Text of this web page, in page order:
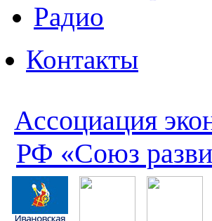
Радио
Контакты
Ассоциация
РФ «Союз